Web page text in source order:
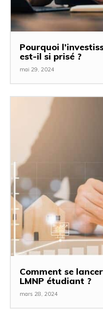
Pourquoi
est-il si prisé ?
mai 29, 2024
Comment se
LMNP étudiant ?
mars 28, 2024